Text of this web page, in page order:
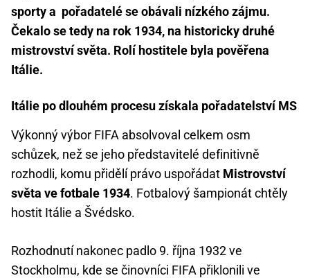
sporty a pořadatelé se obávali nízkého zájmu.
Čekalo se tedy na rok 1934, na historicky druhé
mistrovství světa. Rolí hostitele byla pověřena
Itálie.
Itálie po dlouhém procesu získala pořadatelství MS
Výkonný výbor FIFA absolvoval celkem osm
schůzek, než se jeho představitelé definitivně
rozhodli, komu přidělí právo uspořádat Mistrovství
světa ve fotbale 1934. Fotbalový šampionát chtěly
hostit Itálie a Švédsko.
Rozhodnutí nakonec padlo 9. října 1932 ve
Stockholmu, kde se činovníci FIFA přiklonili ve